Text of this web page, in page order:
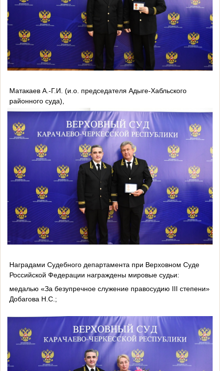
Матакаев А.-Г.И. (и.о. председателя Адыге-Хабльского
районного суда),
Наградами Судебного департамента при Верховном Суде
Российской Федерации награждены мировые судьи:
медалью «За безупречное служение правосудию III степени»
Добагова Н.С.;